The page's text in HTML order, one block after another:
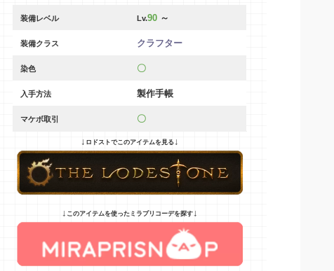
装備レベル Lv.90～
装備クラス クラフター
染色 〇
入手方法 製作手帳
マケボ取引 〇
↓ ロドストでこのアイテムを見る ↓
↓ このアイテムを使ったミラプリコーデを探す↓